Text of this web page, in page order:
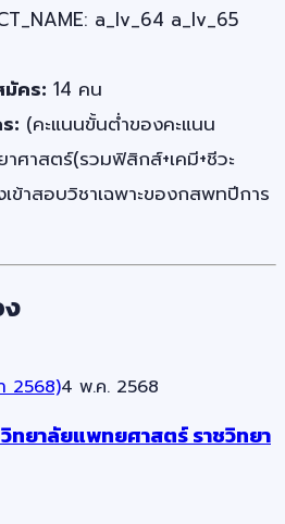
a_lv_64 a_lv_65
มัคร: 14 คน
: (คะแนนขั้นต่ำของคะแนน
ศาสตร์(รวมฟิสิกส์+เคมี+ชีวะ
ข้าสอบวิชาเฉพาะของกสพทปีการ
2568)4 พ.ค. 2568
ทยาลัยแพทยศาสตร์ ราชวิทยา